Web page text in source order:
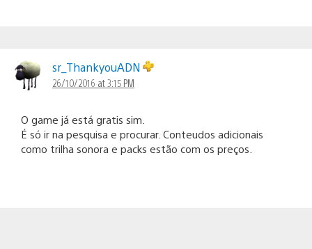
sr_ThankyouADN
26/10/2016 at 3:15 PM
O game já está gratis sim.
É só ir na pesquisa e procurar. Conteudos adicionais
como trilha sonora e packs estão com os preços.